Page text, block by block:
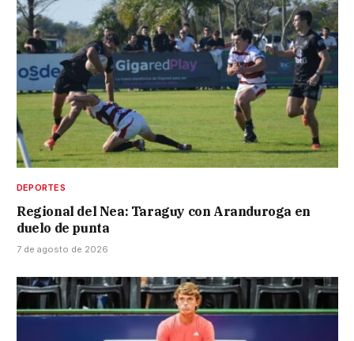
DEPORTES
Regional del Nea: Taraguy con Aranduroga en
duelo de punta
7 de agosto de 2026